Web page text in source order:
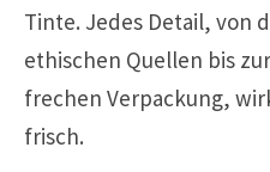
Tinte. Jedes Detail, von
ethischen Quellen bis
frechen Verpackung,
frisch.